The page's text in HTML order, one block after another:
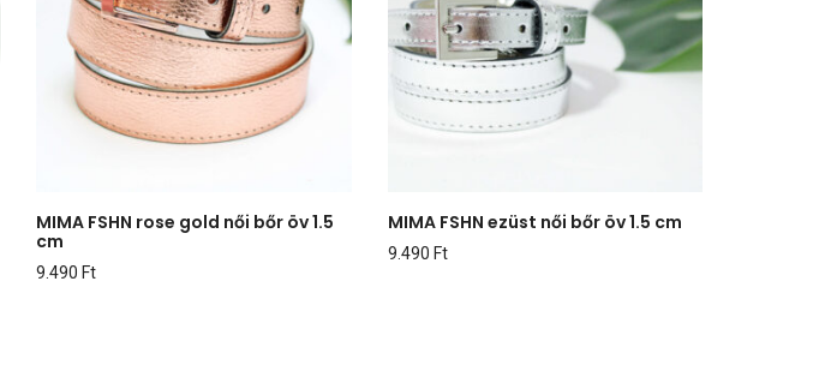
MIMA FSHN rose gold női bőr öv 1.5
cm
9.490 Ft
MIMA FSHN ezüst női bőr öv 1.5 cm
9.490 Ft